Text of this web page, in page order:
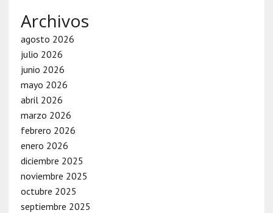
Archivos
agosto 2026
julio 2026
junio 2026
mayo 2026
abril 2026
marzo 2026
febrero 2026
enero 2026
diciembre 2025
noviembre 2025
octubre 2025
septiembre 2025